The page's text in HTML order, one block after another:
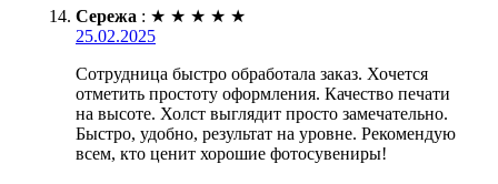
Сережа : ★ ★ ★ ★ ★
25.02.2025
Сотрудница быстро обработала заказ. Хочется
отметить простоту оформления. Качество печати
на высоте. Холст выглядит просто замечательно.
Быстро, удобно, результат на уровне. Рекомендую
всем, кто ценит хорошие фотосувениры!